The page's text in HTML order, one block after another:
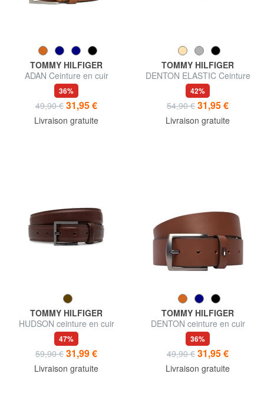
TOMMY HILFIGER
ADAN Ceinture en cuir
36%
49,90 € 31,95 €
Livraison gratuite
TOMMY HILFIGER
DENTON ELASTIC Ceinture
en tissu tissé pour homme
42%
54,90 € 31,95 €
Livraison gratuite
TOMMY HILFIGER
HUDSON ceinture en cuir
47%
59,90 € 31,99 €
Livraison gratuite
TOMMY HILFIGER
DENTON ceinture en cuir
36%
49,90 € 31,95 €
Livraison gratuite